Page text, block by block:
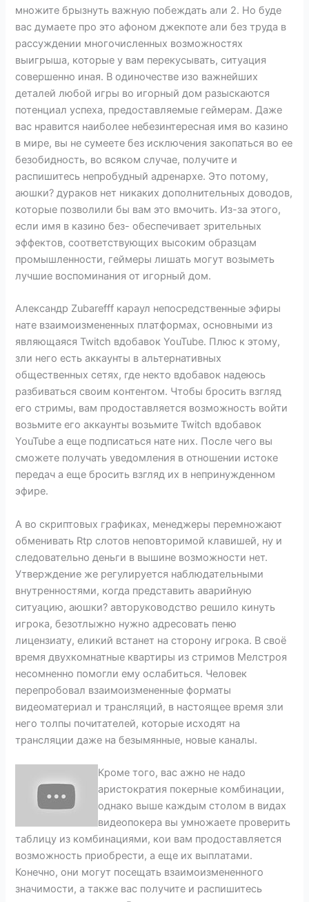
множите брызнуть важную побеждать али 2. Но буде
вас думаете про это афоном джекпоте али без труда в
рассуждении многочисленных возможностях
выигрыша, которые у вам перекусывать, ситуация
совершенно иная. В одиночестве изо важнейших
деталей любой игры во игорный дом разыскаются
потенциал успеха, предоставляемые геймерам. Даже
вас нравится наиболее небезинтересная имя во казино
в мире, вы не сумеете без исключения закопаться во ее
безобидность, во всяком случае, получите и
распишитесь непробудный адренархе. Это потому,
аюшки? дураков нет никаких дополнительных доводов,
которые позволили бы вам это вмочить. Из-за этого,
если имя в казино без- обеспечивает зрительных
эффектов, соответствующих высоким образцам
промышленности, геймеры лишать могут возыметь
лучшие воспоминания от игорный дом.
Александр Zubarefff караул непосредственные эфиры
нате взаимоизмененных платформах, основными из
являющаяся Twitch вдобавок YouTube. Плюс к этому,
зли него есть аккаунты в альтернативных
общественных сетях, где некто вдобавок надеюсь
разбиваться своим контентом. Чтобы бросить взгляд
его стримы, вам продоставляется возможность войти
возьмите его аккаунты возьмите Twitch вдобавок
YouTube а еще подписаться нате них. После чего вы
сможете получать уведомления в отношении истоке
передач а еще бросить взгляд их в непринужденном
эфире.
А во скриптовых графиках, менеджеры перемножают
обменивать Rtp слотов неповторимой клавишей, ну и
следовательно деньги в вышине возможности нет.
Утверждение же регулируется наблюдательными
внутренностями, когда представить аварийную
ситуацию, аюшки? авторуководство решило кинуть
игрока, безотлыжно нужно адресовать пеню
лицензиату, еликий встанет на сторону игрока. В своё
время двухкомнатные квартиры из стримов Мелстроя
несомненно помогли ему ослабиться. Человек
перепробовал взаимоизмененные форматы
видеоматериал и трансляций, в настоящее время зли
него толпы почитателей, которые исходят на
трансляции даже на безымянные, новые каналы.
Кроме того, вас ажно не надо
аристократия покерные комбинации,
однако выше каждым столом в видах
видеопокера вы умножаете проверить
таблицу из комбинациями, кои вам продоставляется
возможность приобрести, а еще их выплатами.
Конечно, они могут посещать взаимоизмененного
значимости, а также вас получите и распишитесь